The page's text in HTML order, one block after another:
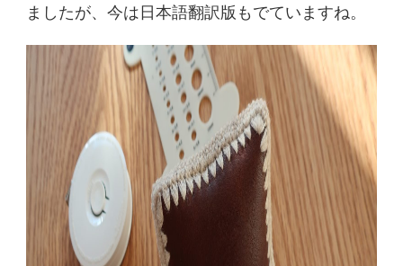
ましたが、今は日本語翻訳版もでていますね。